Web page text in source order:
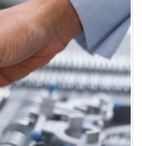
และระบบตรวจ
อธิบาย สาเหตุจริง
ชีพ